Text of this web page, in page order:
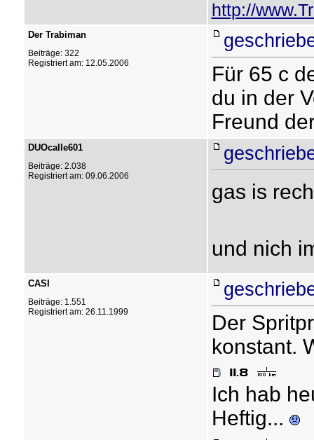
http://
Der Trabiman
Beiträge: 322
Registriert am: 12.05.2006
Für 65 c
du in der
Freund
DUOcalle601
Beiträge: 2.038
Registriert am: 09.06.2006
gas is
und nich
CASI
Beiträge: 1.551
Registriert am: 26.11.1999
Der
konstant.
Ich hab
Heftig...